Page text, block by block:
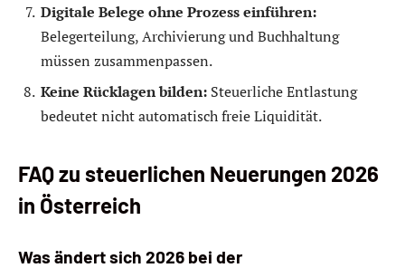
Digitale Belege ohne Prozess einführen:
Belegerteilung, Archivierung und Buchhaltung
müssen zusammenpassen.
Keine Rücklagen bilden: Steuerliche Entlastung
bedeutet nicht automatisch freie Liquidität.
FAQ zu steuerlichen Neuerungen 2026
in Österreich
Was ändert sich 2026 bei der